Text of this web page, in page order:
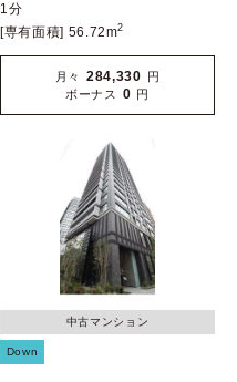
1分
[専有面積] 56.72m2
月々 284,330 円
ボーナス
0 円
中古マンション
Down